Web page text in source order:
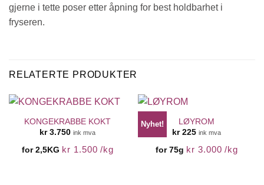
gjerne i tette poser etter åpning for best holdbarhet i
fryseren.
RELATERTE PRODUKTER
KONGEKRABBE KOKT
kr3.750 ink mva
for 2,5KG kr 1.500 /kg
Nyhet!
LØYROM
kr225 ink mva
for 75g kr 3.000 /kg